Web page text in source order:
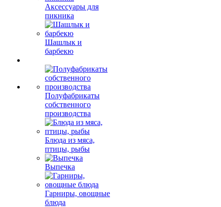
Аксессуары для
пикника
Шашлык и
барбекю
Полуфабрикаты
собственного
производства
Блюда из мяса,
птицы, рыбы
Выпечка
Гарниры, овощные
блюда